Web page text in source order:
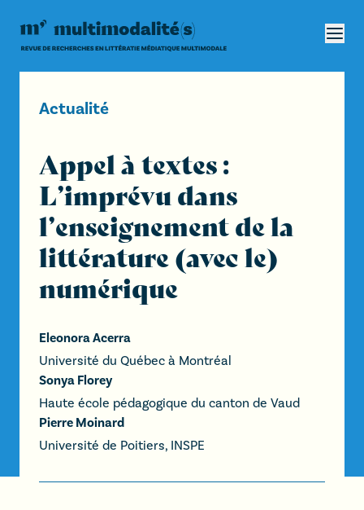
Actualité
Appel à textes :
L’imprévu dans
l’enseignement de la
littérature (avec le)
numérique
Eleonora Acerra
Université du Québec à Montréal
Sonya Florey
Haute école pédagogique du canton de Vaud
Pierre Moinard
Université de Poitiers, INSPE